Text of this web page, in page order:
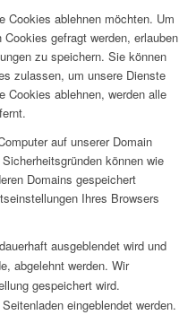
Cookies ablehnen möchten. Um
gefragt werden, erlauben
zu speichern. Sie können
zulassen, um unsere Dienste
Cookies ablehnen, werden alle
auf unserer Domain
können wie
Domains gespeichert
Ihres Browsers
ausgeblendet wird und
abgelehnt werden. Wir
gespeichert wird.
eingeblendet werden.